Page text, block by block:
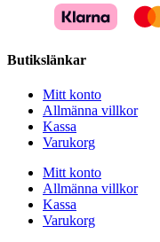
Butikslänkar
Mitt konto
Allmänna villkor
Kassa
Varukorg
Mitt konto
Allmänna villkor
Kassa
Varukorg